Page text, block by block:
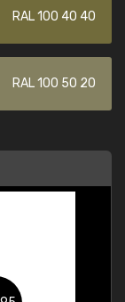
RAL 100 40 40
RAL 100 50 20